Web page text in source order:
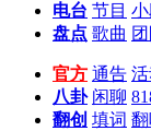
电台 节目
盘点 歌曲
官方 通告
八卦 闲聊
翻创 填词